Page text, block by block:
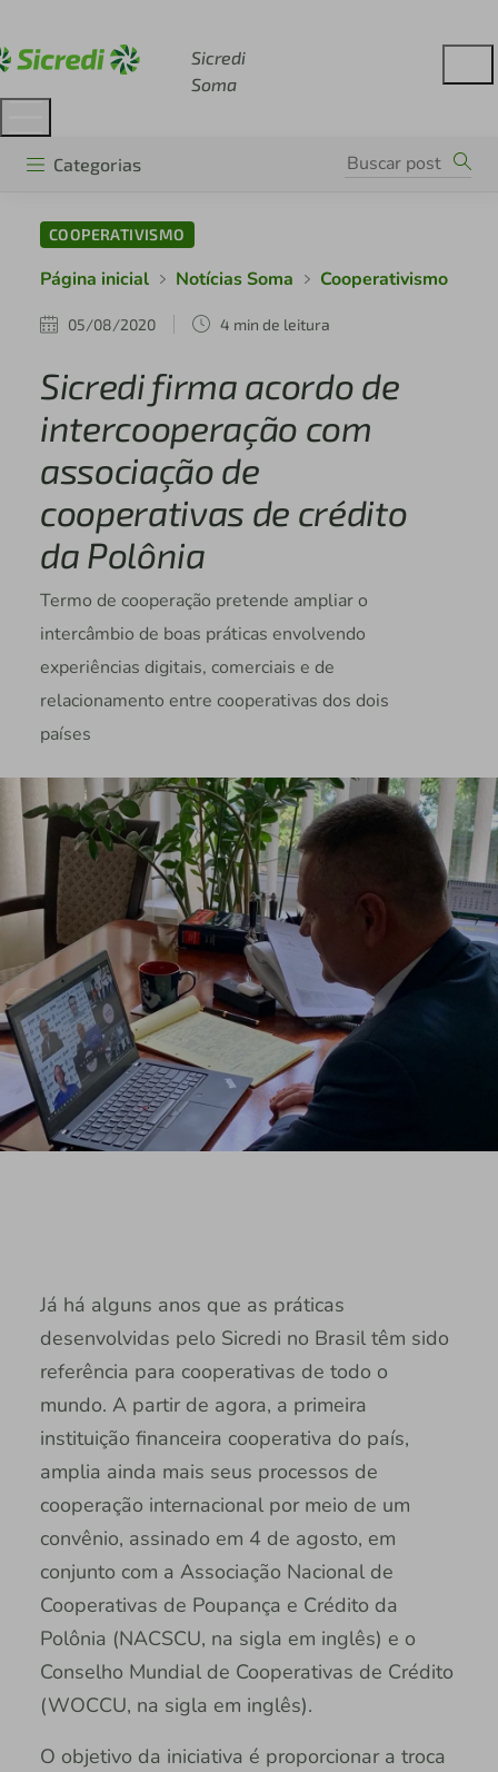
Sicredi
Soma
Categorias
COOPERATIVISMO
Página inicial Notícias Soma Cooperativismo
05/08/2020 4 min de leitura
Sicredi firma acordo de
intercooperação com
associação de
cooperativas de crédito
da Polônia
Termo de cooperação pretende ampliar o
intercâmbio de boas práticas envolvendo
experiências digitais, comerciais e de
relacionamento entre cooperativas dos dois
países
Já há alguns anos que as práticas
desenvolvidas pelo Sicredi no Brasil têm sido
referência para cooperativas de todo o
mundo. A partir de agora, a primeira
instituição financeira cooperativa do país,
amplia ainda mais seus processos de
cooperação internacional por meio de um
convênio, assinado em 4 de agosto, em
conjunto com a Associação Nacional de
Cooperativas de Poupança e Crédito da
Polônia (NACSCU, na sigla em inglês) e o
Conselho Mundial de Cooperativas de Crédito
(WOCCU, na sigla em inglês).
O objetivo da iniciativa é proporcionar a troca